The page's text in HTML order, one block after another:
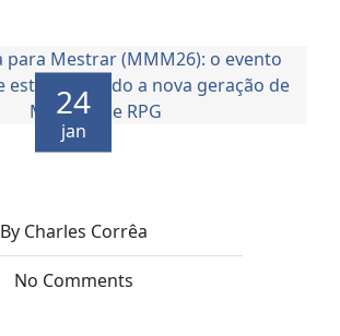
24
jan
By Charles Corrêa
No Comments